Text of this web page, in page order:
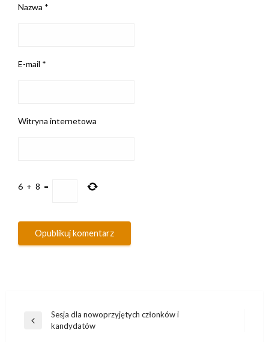
Nazwa *
E-mail *
Witryna internetowa
6 + 8 =
Nawigacja
wpisu
Poprzedni
Sesja dla nowoprzyjętych członków i
kandydatów